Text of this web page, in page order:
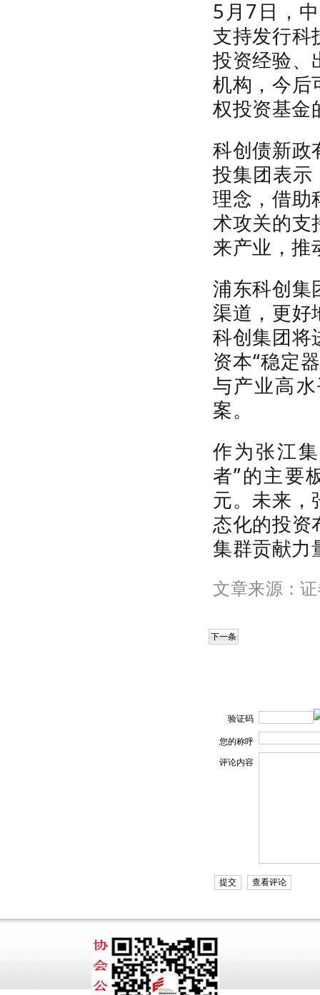
5 月 7日，
支持发行科
投资经验、
机构，今后
权投资基金
科创债新政
投集团表示
理念，借助
术攻关的支
来产业，推
浦东科创集
渠道，更好
科创集团将
资本“稳定
与产业高
案。
作为张江
者”的主要
元。未来，
态化的投资
集群贡献力
文章来源 ：
下一条
验证码
您的称呼
评论内容